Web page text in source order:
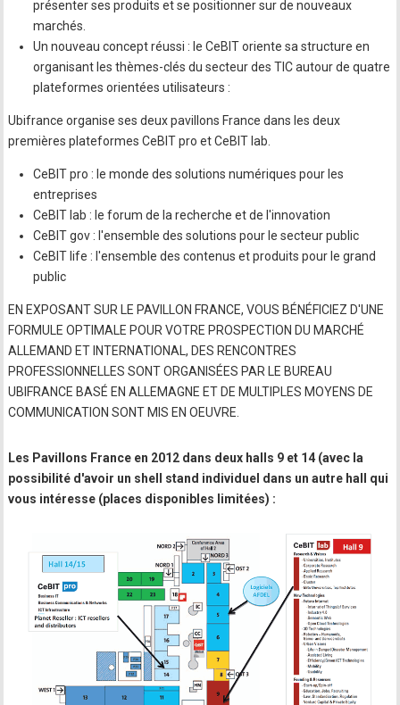
présenter ses produits et se positionner sur de nouveaux
marchés.
Un nouveau concept réussi : le CeBIT oriente sa structure en
organisant les thèmes-clés du secteur des TIC autour de quatre
plateformes orientées utilisateurs :
Ubifrance organise ses deux pavillons France dans les deux
premières plateformes CeBIT pro et CeBIT lab.
CeBIT pro : le monde des solutions numériques pour les
entreprises
CeBIT lab : le forum de la recherche et de l'innovation
CeBIT gov : l'ensemble des solutions pour le secteur public
CeBIT life : l'ensemble des contenus et produits pour le grand
public
EN EXPOSANT SUR LE PAVILLON FRANCE, VOUS BÉNÉFICIEZ D'UNE
FORMULE OPTIMALE POUR VOTRE PROSPECTION DU MARCHÉ
ALLEMAND ET INTERNATIONAL, DES RENCONTRES
PROFESSIONNELLES SONT ORGANISÉES PAR LE BUREAU
UBIFRANCE BASÉ EN ALLEMAGNE ET DE MULTIPLES MOYENS DE
COMMUNICATION SONT MIS EN OEUVRE.
Les Pavillons France en 2012 dans deux halls 9 et 14 (avec la
possibilité d'avoir un shell stand individuel dans un autre hall qui
vous intéresse (places disponibles limitées) :